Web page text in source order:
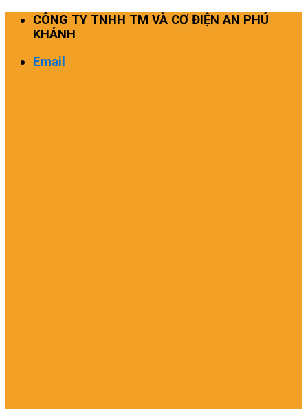
Skip
CÔNG TY TNHH TM VÀ CƠ ĐIỆN AN PHÚ
KHÁNH
Email